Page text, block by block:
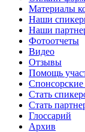
Материалы
Наши
Наши
Фотоотчеты
Видео
Отзывы
Помощь
Стать
Стать
Глоссарий
Архив